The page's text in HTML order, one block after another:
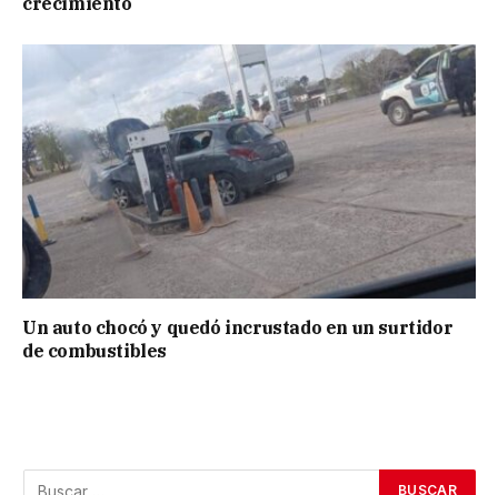
Un auto chocó y quedó incrustado en un surtidor
de combustibles